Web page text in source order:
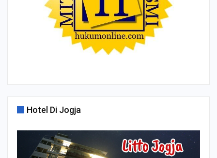
Hotel Di Jogja